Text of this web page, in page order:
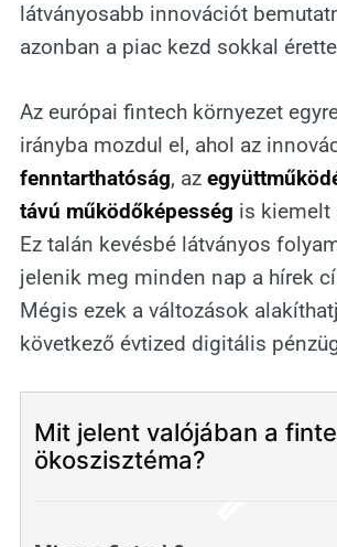
látványosabb innovációt
azonban a piac kezd sokkal
Az európai fintech környezet
irányba mozdul el, ahol az
fenntarthatóság, az
távú működőképesség is kiemelt
Ez talán kevésbé látványos
jelenik meg minden nap a hírek
Mégis ezek a változások
következő évtized digitális
Mit jelent valójában a
ökoszisztéma?